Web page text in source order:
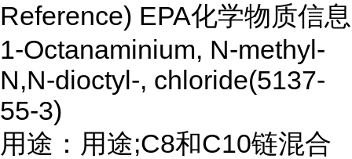
Reference) EPA化学物质信息
1-Octanaminium, N-methyl-
N,N-dioctyl-, chloride(5137-
55-3)
用途：用途;C8和C10链混合